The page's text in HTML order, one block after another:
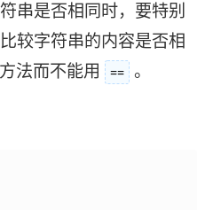
串是否相同时，要特别
较字符串的内容是否相
方法而不能用 == 。